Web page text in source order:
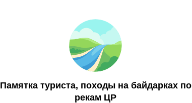
Памятка туриста, походы на байдарках по
рекам ЦР